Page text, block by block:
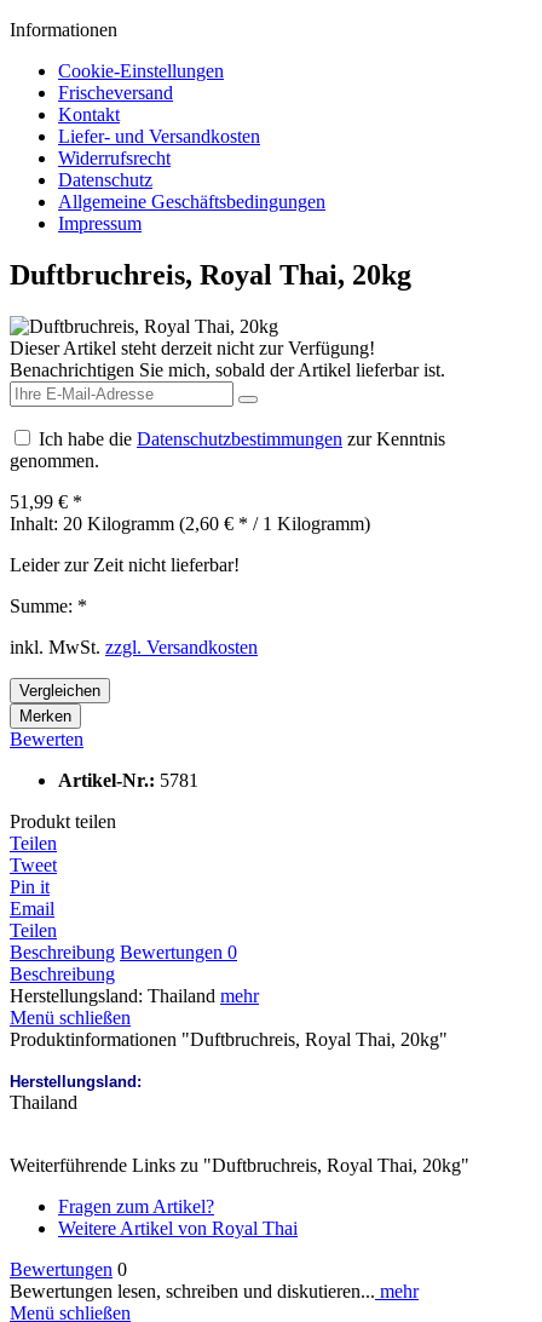
Informationen
Cookie-Einstellungen
Frischeversand
Kontakt
Liefer- und Versandkosten
Widerrufsrecht
Datenschutz
Allgemeine Geschäftsbedingungen
Impressum
Duftbruchreis, Royal Thai, 20kg
Dieser Artikel steht derzeit nicht zur Verfügung!
Benachrichtigen Sie mich, sobald der Artikel lieferbar ist.
Ich habe die Datenschutzbestimmungen zur Kenntnis
genommen.
51,99 € *
Inhalt: 20 Kilogramm (2,60 € * / 1 Kilogramm)
Leider zur Zeit nicht lieferbar!
Summe: *
inkl. MwSt. zzgl. Versandkosten
Vergleichen
Merken
Bewerten
Artikel-Nr.: 5781
Produkt teilen
Teilen
Tweet
Pin it
Email
Teilen
Beschreibung Bewertungen 0
Beschreibung
Herstellungsland: Thailand mehr
Menü schließen
Produktinformationen "Duftbruchreis, Royal Thai, 20kg"
Herstellungsland:
Thailand
Weiterführende Links zu "Duftbruchreis, Royal Thai, 20kg"
Fragen zum Artikel?
Weitere Artikel von Royal Thai
Bewertungen 0
Bewertungen lesen, schreiben und diskutieren... mehr
Menü schließen